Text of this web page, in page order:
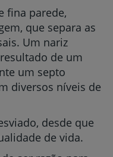
fina parede,
que separa as
Um nariz
de um
um septo
diversos níveis de
desde que
de vida.